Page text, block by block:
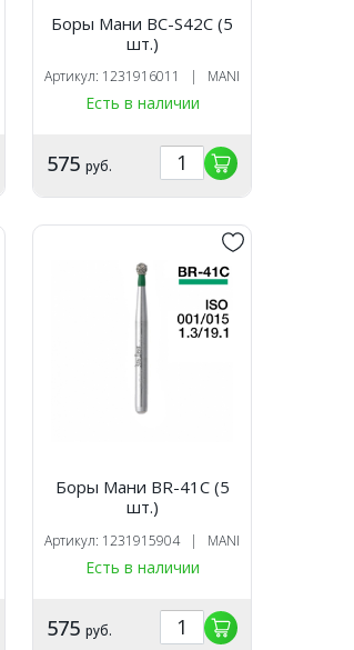
Боры Мани BC-S42C (5
шт.)
Артикул: 1231916011 | MANI
Есть в наличии
575 руб.
Боры Мани BR-41C (5
шт.)
Артикул: 1231915904 | MANI
Есть в наличии
575 руб.